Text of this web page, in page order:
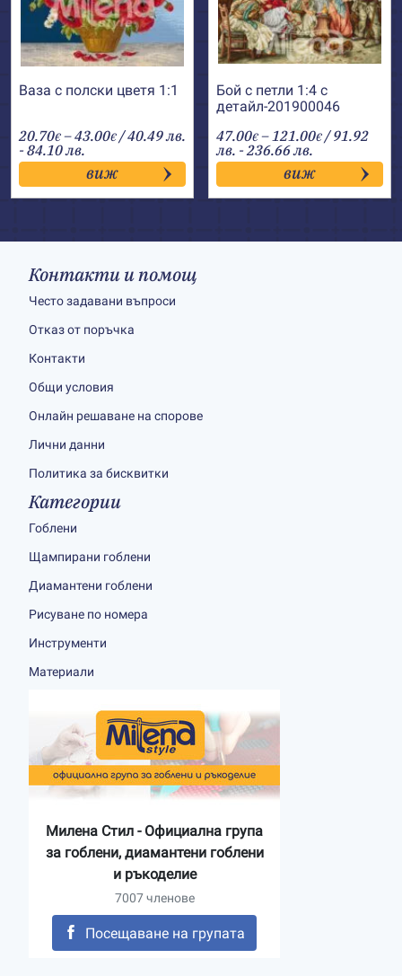
Ваза с полски цветя 1:1
20.70€ –43.00€Price
range:
20.70€
through
43.00€
/ 40.49 лв.
- 84.10 лв.
виж
Бой с петли 1:4 с
детайл-201900046
47.00€ –121.00€Price
range:
47.00€
through
121.00€
/ 91.92
лв. - 236.66 лв.
виж
Контакти и помощ
Често задавани въпроси
Отказ от поръчка
Контакти
Общи условия
Онлайн решаване на спорове
Лични данни
Политика за бисквитки
Категории
Гоблени
Щампирани гоблени
Диамантени гоблени
Рисуване по номера
Инструменти
Материали
Милена Стил - Официална група
за гоблени, диамантени гоблени
и ръкоделие
7007 членове
Посещаване на групата